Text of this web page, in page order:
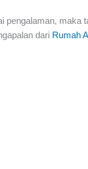
pengalaman, maka
dari Rumah